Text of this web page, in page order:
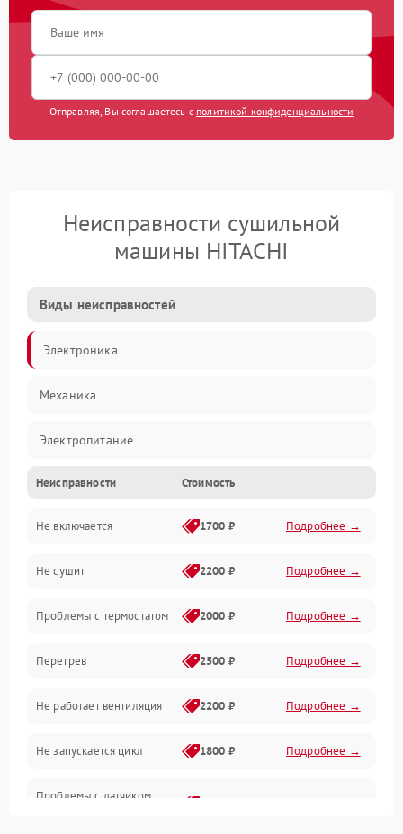
Отправляя, Вы соглашаетесь с политикой конфиденциальности
Неисправности сушильной
машины HITACHI
Виды неисправностей
Электроника
Механика
Электропитание
Нагрев
Механические повреждения
Оптика
Программное обеспечение
Датчики
Безопасность
Неисправности Стоимость
Не включается 1700 ₽ Подробнее →
Не сушит 2200 ₽ Подробнее →
Проблемы с термостатом 2000 ₽ Подробнее →
Перегрев 2500 ₽ Подробнее →
Не работает вентиляция 2200 ₽ Подробнее →
Не запускается цикл 1800 ₽ Подробнее →
Проблемы с датчиком